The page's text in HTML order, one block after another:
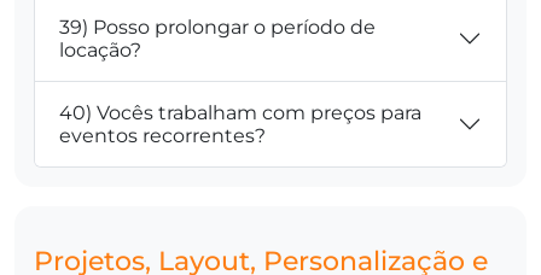
39) Posso prolongar o período de
locação?
40) Vocês trabalham com preços para
eventos recorrentes?
Projetos, Layout, Personalização e